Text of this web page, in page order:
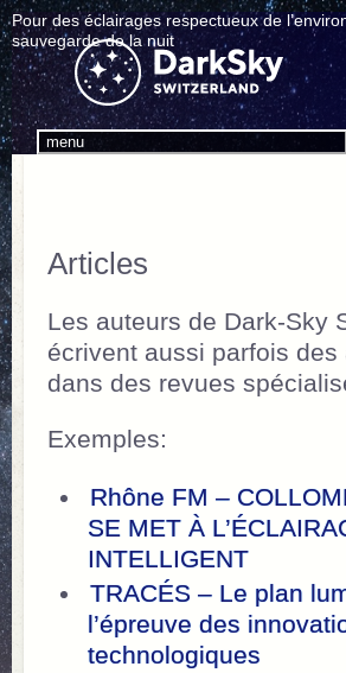
Pour des éclairages respectueux de
sauvegarde de la nuit
menu
Articles
Les auteurs de Dark-Sky
écrivent aussi parfois des
dans des revues
Exemples:
Rhône FM –
SE MET À
INTELLIGENT
TRACÉS – Le plan
l’épreuve des
technologiques